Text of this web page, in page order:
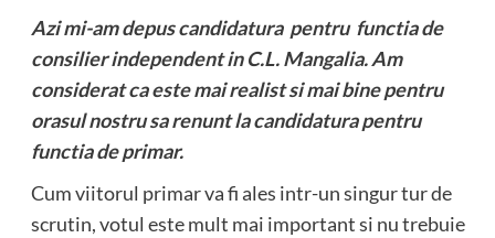
Azi mi-am depus candidatura pentru functia de
consilier independent in C.L. Mangalia. Am
considerat ca este mai realist si mai bine pentru
orasul nostru sa renunt la candidatura pentru
functia de primar.
Cum viitorul primar va fi ales intr-un singur tur de
scrutin, votul este mult mai important si nu trebuie